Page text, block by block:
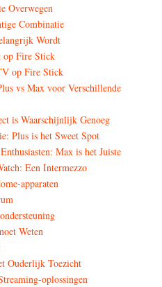
Overwegen
Combinatie
Wordt
Fire Stick
op Fire Stick
vs Max voor Verschillende
is Waarschijnlijk Genoeg
Plus is het Sweet Spot
Max is het Juiste
Een Intermezzo
apparaten
Weten
Ouderlijk Toezicht
oplossingen